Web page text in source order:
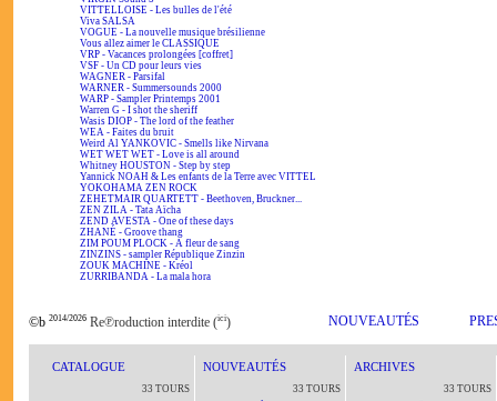
VITTELLOISE - Les bulles de l'été
Viva SALSA
VOGUE - La nouvelle musique brésilienne
Vous allez aimer le CLASSIQUE
VRP - Vacances prolongées [coffret]
VSF - Un CD pour leurs vies
WAGNER - Parsifal
WARNER - Summersounds 2000
WARP - Sampler Printemps 2001
Warren G - I shot the sheriff
Wasis DIOP - The lord of the feather
WEA - Faites du bruit
Weird Al YANKOVIC - Smells like Nirvana
WET WET WET - Love is all around
Whitney HOUSTON - Step by step
Yannick NOAH & Les enfants de la Terre avec VITTEL
YOKOHAMA ZEN ROCK
ZEHETMAIR QUARTETT - Beethoven, Bruckner...
ZEN ZILA - Tata Aïcha
ZEND AVESTA - One of these days
ZHANÉ - Groove thang
ZIM POUM PLOCK - A fleur de sang
ZINZINS - sampler République Zinzin
ZOUK MACHINE - Kréol
ZURRIBANDA - La mala hora
©b 2014/2026 Re℗roduction interdite (ici) NOUVEAUTÉS
CATALOGUE
33 TOURS
NOUVEAUTÉS
33 TOURS
ARCHIVES
33 TOURS